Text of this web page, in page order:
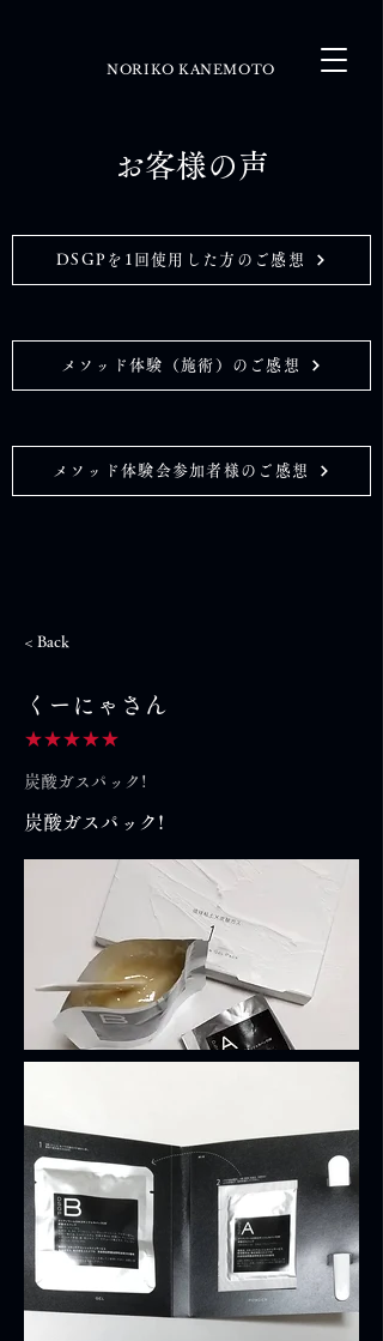
NORIKO KANEMOTO
お客様の声
DSGPを1回使用した方のご感想
メソッド体験（施術）のご感想
メソッド体験会参加者様のご感想
< Back
くーにゃさん
★★★★★
炭酸ガスパック!
炭酸ガスパック!